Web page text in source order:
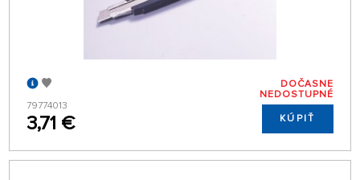
79774013
3,71 €
DOČASNE
NEDOSTUPNÉ
KÚPIŤ